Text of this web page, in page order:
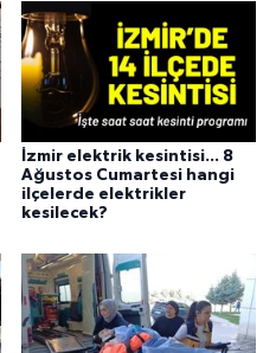
İzmir elektrik kesintisi... 8
Ağustos Cumartesi hangi
ilçelerde elektrikler
kesilecek?